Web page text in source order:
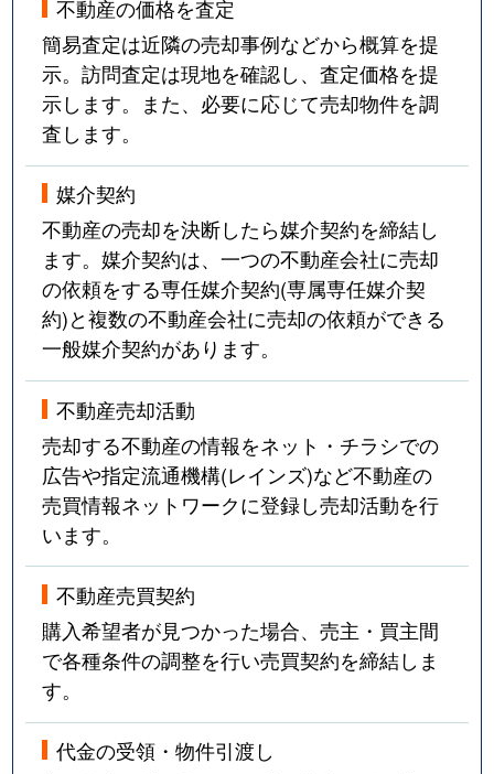
不動産の価格を査定
簡易査定は近隣の売却事例などから概算を提
示。訪問査定は現地を確認し、査定価格を提
示します。また、必要に応じて売却物件を調
査します。
媒介契約
不動産の売却を決断したら媒介契約を締結し
ます。媒介契約は、一つの不動産会社に売却
の依頼をする専任媒介契約(専属専任媒介契
約)と複数の不動産会社に売却の依頼ができる
一般媒介契約があります。
不動産売却活動
売却する不動産の情報をネット・チラシでの
広告や指定流通機構(レインズ)など不動産の
売買情報ネットワークに登録し売却活動を行
います。
不動産売買契約
購入希望者が見つかった場合、売主・買主間
で各種条件の調整を行い売買契約を締結しま
す。
代金の受領・物件引渡し